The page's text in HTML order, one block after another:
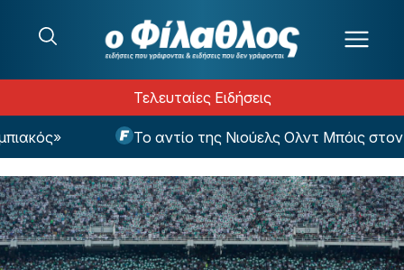
Τελευταίες Ειδήσεις
Το αντίο της Νιούελς Ολντ Μπόις στον